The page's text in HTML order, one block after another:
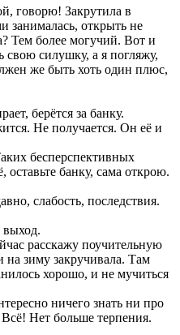
говорю! Закрутила в
занималась, открыть не
Тем более могучий. Вот и
свою силушку, а я погляжу,
же быть хоть один плюс,
берётся за банку.
Не получается. Он её и
бесперспективных
банку, сама открою.
слабость, последствия.
выход.
расскажу поучительную
зиму закручивала. Там
хорошо, и не мучиться
ничего знать ни про
Нет больше терпения.